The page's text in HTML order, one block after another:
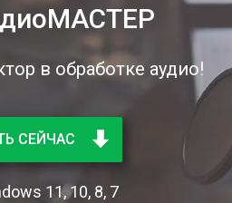
в обработке аудио!
СЕЙЧАС
11, 10, 8, 7